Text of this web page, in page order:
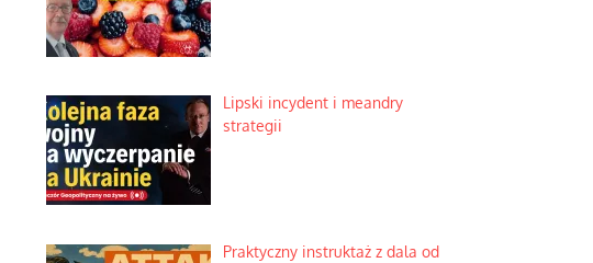
Lipski incydent i meandry
strategii
Praktyczny instruktaż z dala od